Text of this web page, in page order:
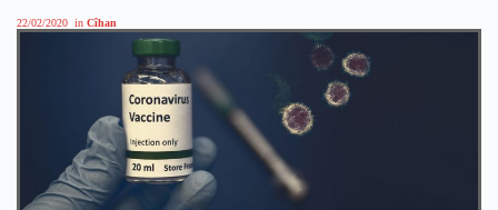
22/02/2020 in Cîhan